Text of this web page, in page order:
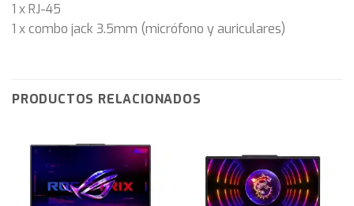
1 x RJ-45
1 x combo jack 3.5mm (micrófono y auriculares)
PRODUCTOS RELACIONADOS